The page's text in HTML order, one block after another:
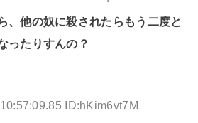
、他の奴に殺されたらもう二度と
ったりすんの？
ID:hKim6vt7M